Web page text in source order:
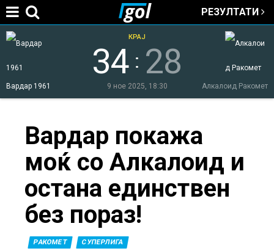
Jump to navigation
РЕЗУЛТАТИ
Вардар 1961 Алкалоид Ракомет
34 : 28
КРАЈ
9 ное 2025, 18:30
here
Вардар покажа
моќ со Алкалоид и
остана единствен
без пораз!
РАКОМЕТ СУПЕРЛИГА